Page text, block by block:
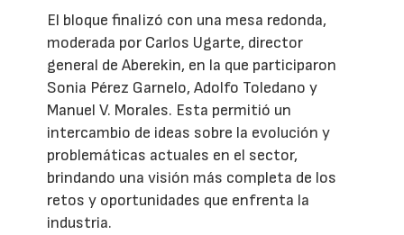
El bloque finalizó con una mesa redonda,
moderada por Carlos Ugarte, director
general de Aberekin, en la que participaron
Sonia Pérez Garnelo, Adolfo Toledano y
Manuel V. Morales. Esta permitió un
intercambio de ideas sobre la evolución y
problemáticas actuales en el sector,
brindando una visión más completa de los
retos y oportunidades que enfrenta la
industria.